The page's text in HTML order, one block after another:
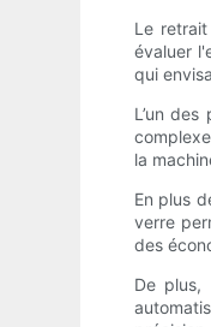
Le
évaluer
qui
L’un
la
En plus
verre
des
De plus,